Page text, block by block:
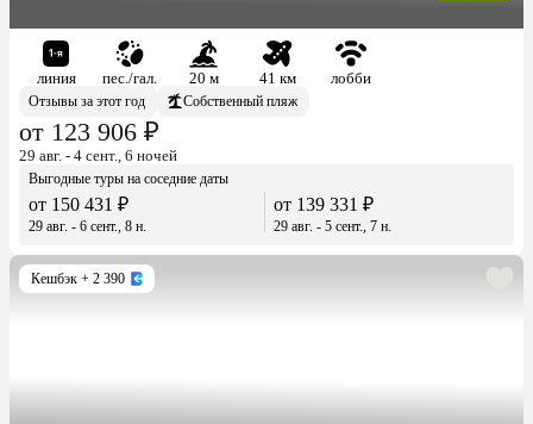
линия пес./гал. 20 м 41 км
лобби
Отзывы за этот год
Собственный пляж
от 123 906 ₽
29 авг. - 4 сент., 6 ночей
Выгодные туры на соседние даты
от 150 431 ₽
29 авг. - 6 сент., 8 н.
от 139 331 ₽
29 авг. - 5 сент., 7 н.
Кешбэк + 2 390